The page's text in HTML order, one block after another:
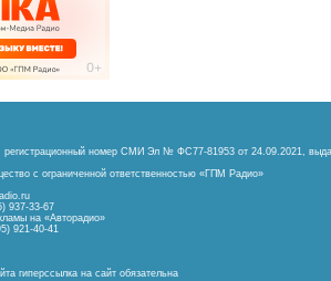
номер СМИ Эл № ФС77-81953 от 24.09.2021,
с ограниченной ответственностью «ГПМ Радио»
937-33-67
на «Авторадио»
921-40-41
гиперссылка на сайт обязательна